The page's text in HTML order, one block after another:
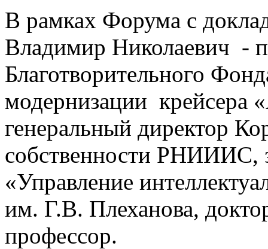
В рамках Форума с
Владимир Николаевич -
Благотворительного
модернизации
генеральный директор
собственности РНИИИС,
«Управление
им. Г.В. Плеханова,
профессор.